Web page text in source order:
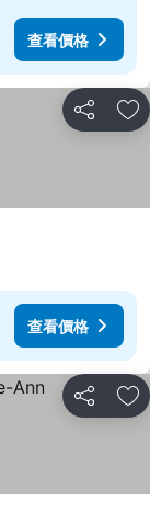
查看價格
分享 放
查看價格
分享 放